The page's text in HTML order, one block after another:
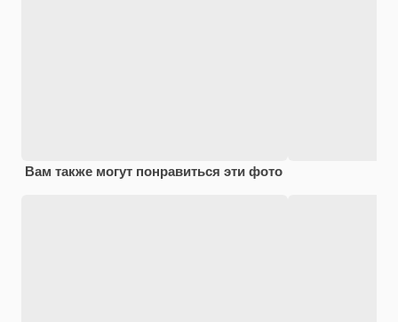
Вам также могут понравиться эти фото